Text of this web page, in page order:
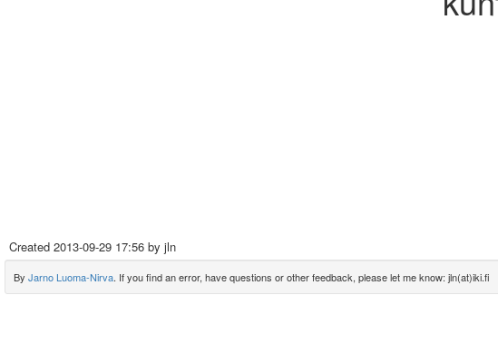
Created 2013-09-29 17:56 by jln
By Jarno Luoma-Nirva. If you find an error, have questions or other feedback, please let me know: jln(at)iki.fi